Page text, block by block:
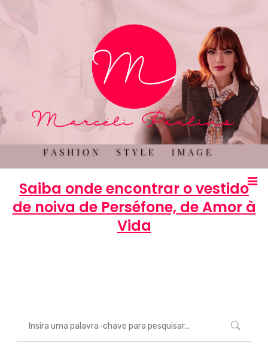
Saiba onde encontrar o vestido
de noiva de Perséfone, de Amor à
Vida